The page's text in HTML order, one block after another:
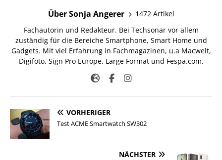
Über Sonja Angerer
1472 Artikel
Fachautorin und Redakteur. Bei Techsonar vor allem
zuständig für die Bereiche Smartphone, Smart Home und
Gadgets. Mit viel Erfahrung in Fachmagazinen, u.a Macwelt,
Digifoto, Sign Pro Europe, Large Format und Fespa.com.
VORHERIGER
Test ACME Smartwatch SW302
NÄCHSTER